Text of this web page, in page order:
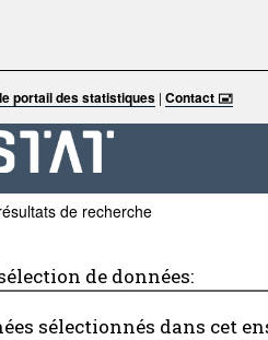
portail des statistiques |Contact 🖃
de recherche
de données:
sélectionnés dans cet